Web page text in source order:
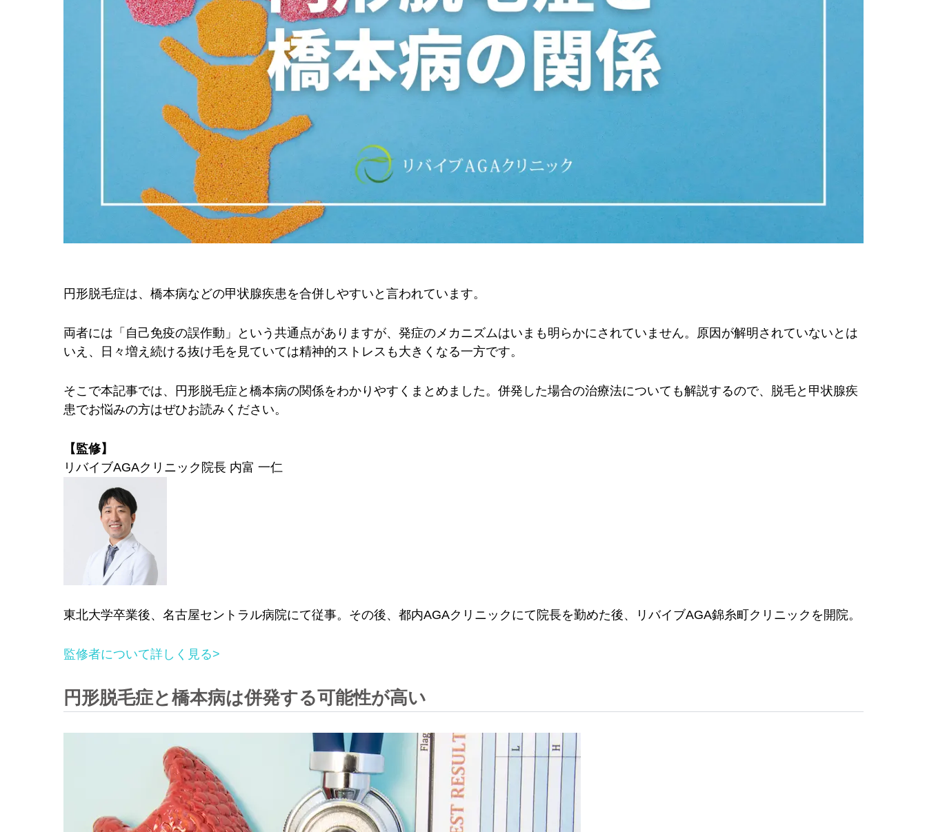
円形脱毛症は、橋本病などの甲状腺疾患を合併しやすいと言われています。
両者には「自己免疫の誤作動」という共通点がありますが、発症のメカニズムはいまも明らかにされていません。原因が解明されていないとは
いえ、日々増え続ける抜け毛を見ていては精神的ストレスも大きくなる一方です。
そこで本記事では、円形脱毛症と橋本病の関係をわかりやすくまとめました。併発した場合の治療法についても解説するので、脱毛と甲状腺疾
患でお悩みの方はぜひお読みください。
【監修】
リバイブAGAクリニック院長 内富 一仁
東北大学卒業後、名古屋セントラル病院にて従事。その後、都内AGAクリニックにて院長を勤めた後、リバイブAGA錦糸町クリニックを開院。
監修者について詳しく見る>
円形脱毛症と橋本病は併発する可能性が高い